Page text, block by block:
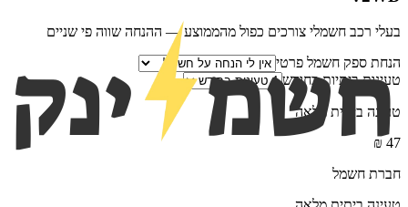
בעלי רכב חשמלי צורכים כפול מהממוצע — ההנחה שווה פי שניים
הנחת ספק חשמל פרטי
טעינות ביתיות בחודש
טעינה ביתית מלאה
47
₪
חברת חשמל